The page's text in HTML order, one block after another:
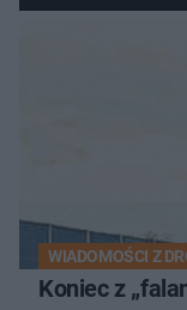
WIADOMOŚCI Z
Koniec z